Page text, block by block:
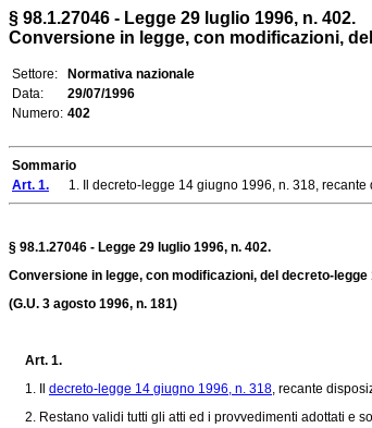
§ 98.1.27046 - Legge 29 luglio 1996, n. 402.
Conversione in legge, con modificazioni,
Settore:
Normativa nazionale
Data:
29/07/1996
Numero: 402
Sommario
Art. 1. 1. Il decreto-legge 14 giugno 1996, n. 318, recante
§ 98.1.27046 - Legge 29 luglio 1996, n. 402.
Conversione in legge, con modificazioni, del decreto-
(G.U. 3 agosto 1996, n. 181)
Art. 1.
1. Il decreto-legge 14 giugno 1996, n. 318, recante
2. Restano validi tutti gli atti ed i provvedimenti adottati e